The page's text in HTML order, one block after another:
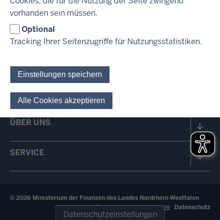
Datenschutzeinstellungen
vorhanden sein müssen.
Optional
Tracking Ihrer Seitenzugriffe für Nutzungsstatistiken.
Einstellungen speichern
Alle Cookies akzeptieren
INHALT
HAUSHALT & FINANZEN
ÜBER UNS
SERVICE
© 2026 Ministerium der Finanzen des Landes Nordrhein-Westfalen
Fußzeile
Inhalt Impressum Datenschutz